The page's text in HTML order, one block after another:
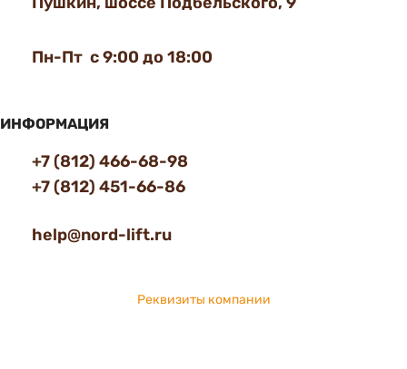
Пн-Пт с 9:00 до 18:00
ИНФОРМАЦИЯ
+7 (812) 466-68-98
+7 (812) 451-66-86
help@nord-lift.ru
Реквизиты компании